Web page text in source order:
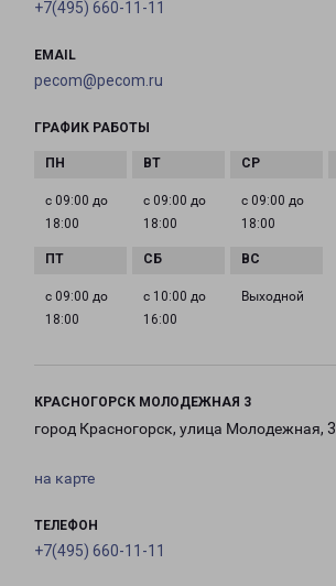
+7(495) 660-11-11
EMAIL
pecom@pecom.ru
ГРАФИК РАБОТЫ
с 09:00 до
18:00
с 09:00 до
18:00
с 09:00 до
18:00
с 09:00 до
18:00
с 10:00 до
16:00
Выходной
КРАСНОГОРСК МОЛОДЕЖНАЯ 3
город Красногорск, улица Молодежная, 3
на карте
ТЕЛЕФОН
+7(495) 660-11-11